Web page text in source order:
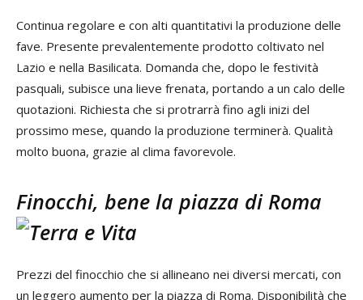
Continua regolare e con alti quantitativi la produzione delle
fave. Presente prevalentemente prodotto coltivato nel
Lazio e nella Basilicata. Domanda che, dopo le festività
pasquali, subisce una lieve frenata, portando a un calo delle
quotazioni. Richiesta che si protrarrà fino agli inizi del
prossimo mese, quando la produzione terminerà. Qualità
molto buona, grazie al clima favorevole.
Finocchi, bene la piazza di Roma
Prezzi del finocchio che si allineano nei diversi mercati, con
un leggero aumento per la piazza di Roma. Disponibilità che